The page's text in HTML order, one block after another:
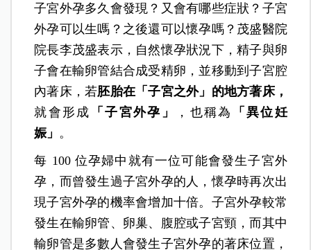
子宮外孕多久會發現？又會有哪些症狀？子宮
外孕可以生嗎？之後還可以懷孕嗎？茂盛醫院
院長李茂盛表示，自然懷孕狀況下，精子與卵
子會在輸卵管結合成受精卵，並移動到子宮腔
內著床，若胚胎在「子宮之外」的地方著床，
就會形成
「子宮外孕」 ，也稱為
「異位妊
娠」 。
每 100 位孕婦中就有一位可能會發生子宮外
孕，而曾發生過子宮外孕的人，懷孕時再次出
現子宮外孕的機率會增加十倍。子宮外孕較常
發生在輸卵管、卵巢、腹腔或子宮頸，而其中
輸卵管是多數人會發生子宮外孕的著床位置，